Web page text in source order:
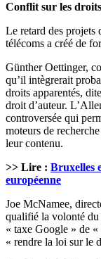
Conflit sur les
Le retard des projets
télécoms a créé de
Günther Oettinger,
qu’il intègrerait
droits apparentés,
droit d’auteur.
controversée qui
moteurs de
leur contenu.
>> Lire : Bruxelles
européenne
Joe McNamee,
qualifié la volonté du
« taxe Google » de
« rendre la loi sur le